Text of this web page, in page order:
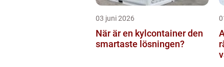
03 juni 2026
När är en kylcontainer den
smartaste lösningen?